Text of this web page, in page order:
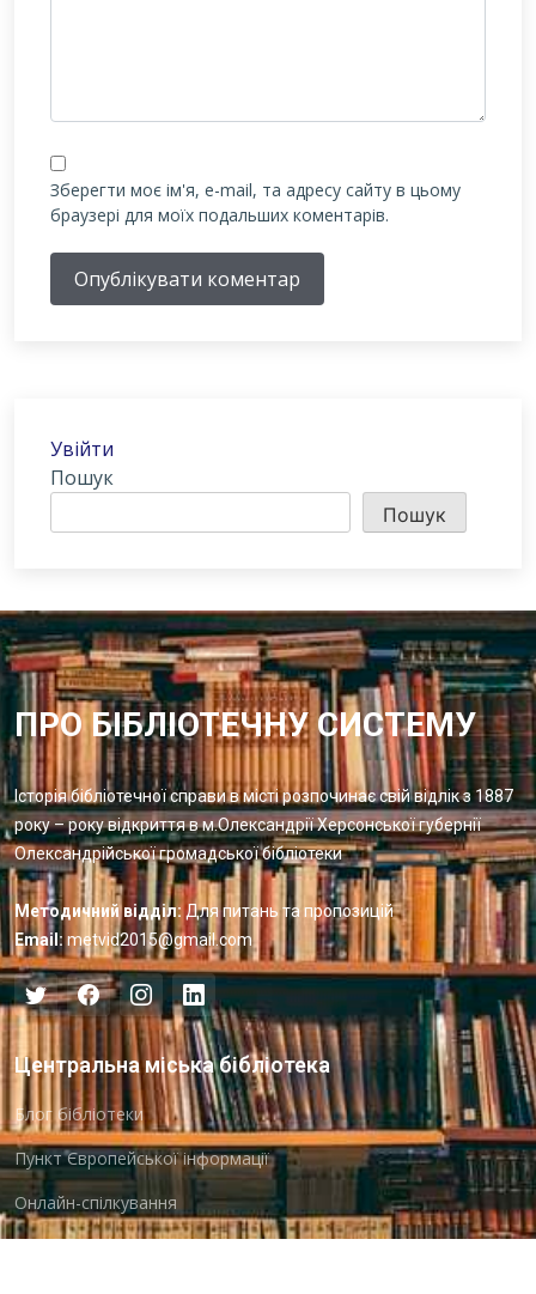
Зберегти моє ім'я, e-mail, та адресу сайту в цьому
браузері для моїх подальших коментарів.
Опублікувати коментар
Увійти
Пошук
Пошук
ПРО БІБЛІОТЕЧНУ СИСТЕМУ
Історія бібліотечної справи в місті розпочинає свій відлік з 1887
року – року відкриття в м.Олександрії Херсонської губернії
Олександрійської громадської бібліотеки
Методичний відділ: Для питань та пропозицій
Email: metvid2015@gmail.com
Центральна міська бібліотека
Блог бібліотеки
Пункт Європейської інформації
Онлайн-спілкування
Виставкова діяльність